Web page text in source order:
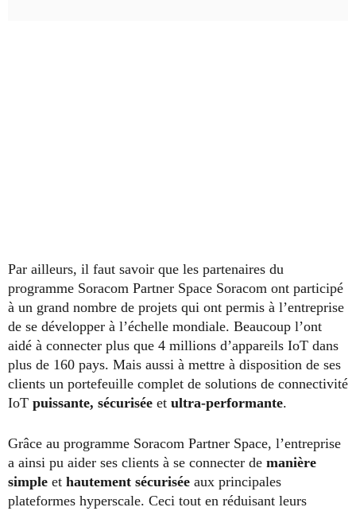
Par ailleurs, il faut savoir que les partenaires du
programme Soracom Partner Space Soracom ont participé
à un grand nombre de projets qui ont permis à l’entreprise
de se développer à l’échelle mondiale. Beaucoup l’ont
aidé à connecter plus que 4 millions d’appareils IoT dans
plus de 160 pays. Mais aussi à mettre à disposition de ses
clients un portefeuille complet de solutions de connectivité
IoT puissante, sécurisée et ultra-performante.
Grâce au programme Soracom Partner Space, l’entreprise
a ainsi pu aider ses clients à se connecter de manière
simple et hautement sécurisée aux principales
plateformes hyperscale. Ceci tout en réduisant leurs